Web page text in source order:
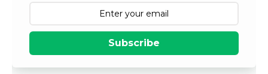
Subscribe